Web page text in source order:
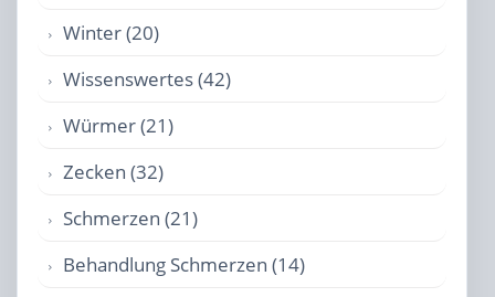
Winter (20)
Wissenswertes (42)
Würmer (21)
Zecken (32)
Schmerzen (21)
Behandlung Schmerzen (14)